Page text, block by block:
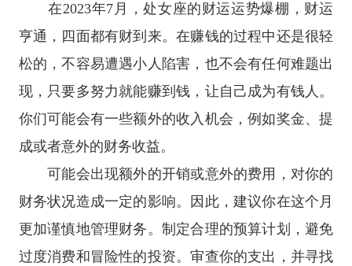
在2023年7月，处女座的财运运势爆棚，财运
亨通，四面都有财到来。在赚钱的过程中还是很轻
松的，不容易遭遇小人陷害，也不会有任何难题出
现，只要多努力就能赚到钱，让自己成为有钱人。
你们可能会有一些额外的收入机会，例如奖金、提
成或者意外的财务收益。
可能会出现额外的开销或意外的费用，对你的
财务状况造成一定的影响。因此，建议你在这个月
更加谨慎地管理财务。制定合理的预算计划，避免
过度消费和冒险性的投资。审查你的支出，并寻找